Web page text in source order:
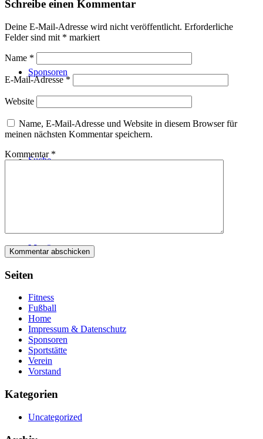
Sponsoren
Suche
Menü
Schreibe einen Kommentar
Deine E-Mail-Adresse wird nicht veröffentlicht. Erforderliche
Felder sind mit * markiert
Name *
E-Mail-Adresse*
Website
Name, E-Mail-Adresse und Website in diesem Browser für
meinen nächsten Kommentar speichern.
Kommentar *
Seiten
Fitness
Fußball
Home
Impressum & Datenschutz
Sponsoren
Sportstätte
Verein
Vorstand
Kategorien
Uncategorized